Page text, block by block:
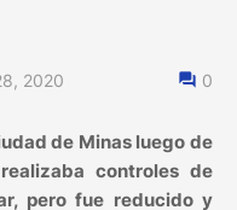
2020 0
de Minas luego de
controles de
pero fue reducido y